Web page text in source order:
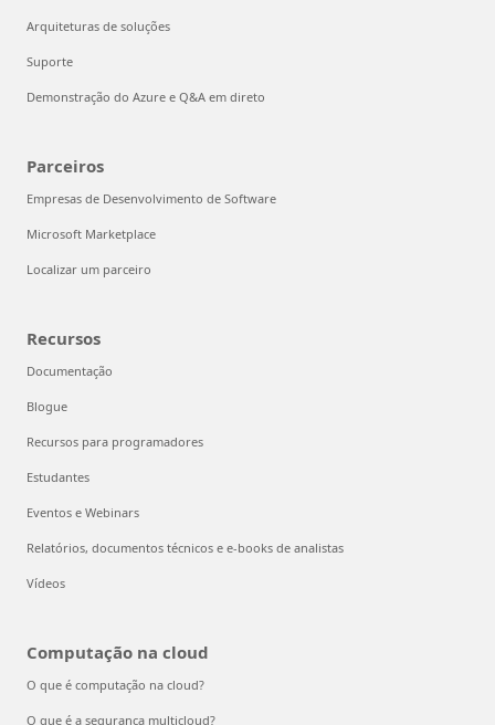
Arquiteturas de soluções
Suporte
Demonstração do Azure e Q&A em direto
Parceiros
Empresas de Desenvolvimento de Software
Microsoft Marketplace
Localizar um parceiro
Recursos
Documentação
Blogue
Recursos para programadores
Estudantes
Eventos e Webinars
Relatórios, documentos técnicos e e-books de analistas
Vídeos
Computação na cloud
O que é computação na cloud?
O que é a segurança multicloud?